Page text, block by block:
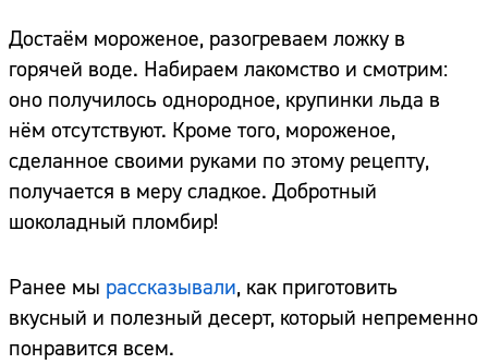
Достаём мороженое, разогреваем ложку в
горячей воде. Набираем лакомство и смотрим:
оно получилось однородное, крупинки льда в
нём отсутствуют. Кроме того, мороженое,
сделанное своими руками по этому рецепту,
получается в меру сладкое. Добротный
шоколадный пломбир!
Ранее мы рассказывали, как приготовить
вкусный и полезный десерт, который непременно
понравится всем.